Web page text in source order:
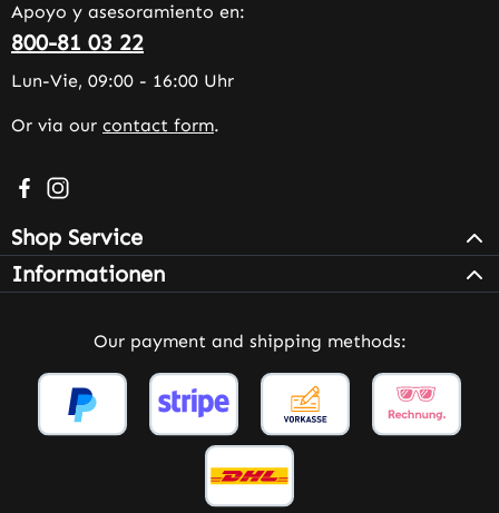
Apoyo y asesoramiento en:
800-81 03 22
Lun-Vie, 09:00 - 16:00 Uhr
Or via our contact form.
Visit us on Facebook – opens in a new browser tab
Check us out on Instagram – opens in a new
Shop Service
Informationen
Our payment and shipping methods: